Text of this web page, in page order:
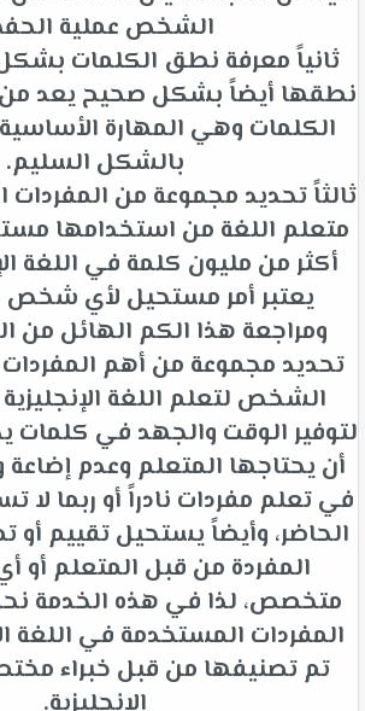
الشخص عملية
ثانياً معرفة نطق الكلمات
نطقها أيضاً بشكل صحيح يعد
الكلمات وهي المهارة الأساسية
بالشكل السليم.
ثالثاً تحديد مجموعة من
متعلم اللغة من استخدامها
أكثر من مليون كلمة في اللغة
يعتبر أمر مستحيل لأي
ومراجعة هذا الكم الهائل من
تحديد مجموعة من أهم المفردات
الشخص لتعلم اللغة
لتوفير الوقت والجهد في كلمات
أن يحتاجها المتعلم وعدم
في تعلم مفردات نادراً أو ربما لا
الحاضر، وأيضاً يستحيل تقييم
المفردة من قبل المتعلم
متخصص، لذا في هذه الخدمة
المفردات المستخدمة في اللغة
تم تصنيفها من قبل خبراء